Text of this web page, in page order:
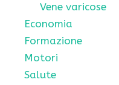
Vene varicose
Economia
Formazione
Motori
Salute